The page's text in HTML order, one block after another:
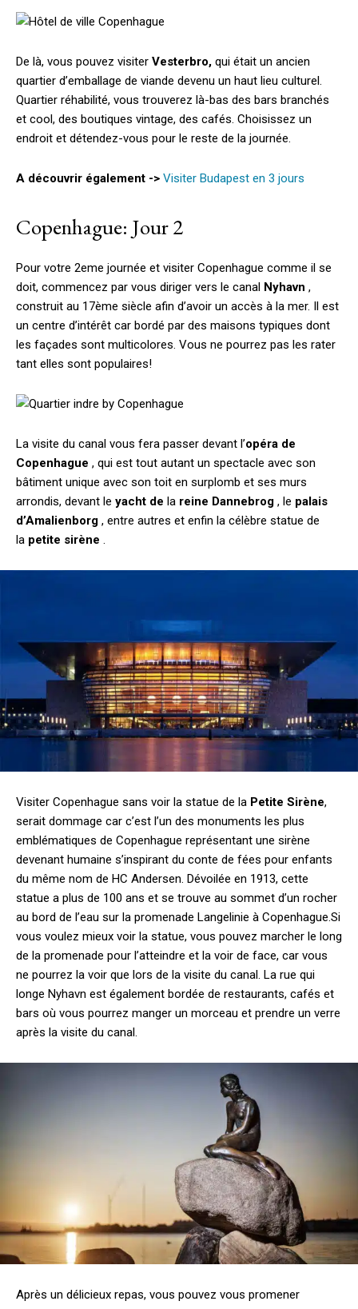
De là, vous pouvez visiter Vesterbro, qui était un ancien
quartier d’emballage de viande devenu un haut lieu culturel.
Quartier réhabilité, vous trouverez là-bas des bars branchés
et cool, des boutiques vintage, des cafés. Choisissez un
endroit et détendez-vous pour le reste de la journée.
A découvrir également -> Visiter Budapest en 3 jours
Copenhague: Jour 2
Pour votre 2eme journée et visiter Copenhague comme il se
doit, commencez par vous diriger vers le canal Nyhavn ,
construit au 17ème siècle afin d’avoir un accès à la mer. Il est
un centre d’intérêt car bordé par des maisons typiques dont
les façades sont multicolores. Vous ne pourrez pas les rater
tant elles sont populaires!
La visite du canal vous fera passer devant l’opéra de
Copenhague , qui est tout autant un spectacle avec son
bâtiment unique avec son toit en surplomb et ses murs
arrondis, devant le yacht de la reine Dannebrog , le palais
d’Amalienborg , entre autres et enfin la célèbre statue de
la petite sirène .
Visiter Copenhague sans voir la statue de la Petite Sirène,
serait dommage car c’est l’un des monuments les plus
emblématiques de Copenhague représentant une sirène
devenant humaine s’inspirant du conte de fées pour enfants
du même nom de HC Andersen. Dévoilée en 1913, cette
statue a plus de 100 ans et se trouve au sommet d’un rocher
au bord de l’eau sur la promenade Langelinie à Copenhague.Si
vous voulez mieux voir la statue, vous pouvez marcher le long
de la promenade pour l’atteindre et la voir de face, car vous
ne pourrez la voir que lors de la visite du canal. La rue qui
longe Nyhavn est également bordée de restaurants, cafés et
bars où vous pourrez manger un morceau et prendre un verre
après la visite du canal.
Après un délicieux repas, vous pouvez vous promener